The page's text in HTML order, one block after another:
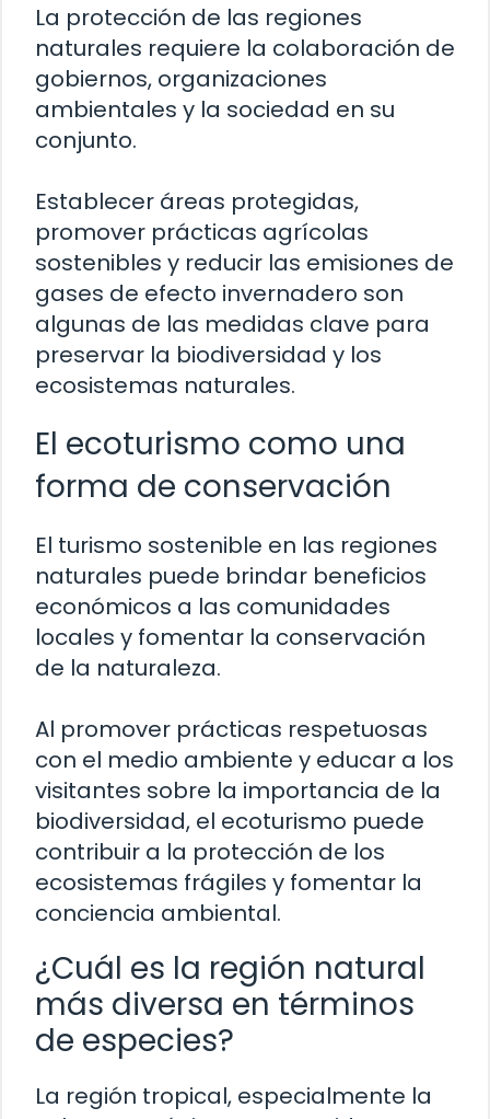
La protección de las regiones
naturales requiere la colaboración de
gobiernos, organizaciones
ambientales y la sociedad en su
conjunto.
Establecer áreas protegidas,
promover prácticas agrícolas
sostenibles y reducir las emisiones de
gases de efecto invernadero son
algunas de las medidas clave para
preservar la biodiversidad y los
ecosistemas naturales.
El ecoturismo como una
forma de conservación
El turismo sostenible en las regiones
naturales puede brindar beneficios
económicos a las comunidades
locales y fomentar la conservación
de la naturaleza.
Al promover prácticas respetuosas
con el medio ambiente y educar a los
visitantes sobre la importancia de la
biodiversidad, el ecoturismo puede
contribuir a la protección de los
ecosistemas frágiles y fomentar la
conciencia ambiental.
¿Cuál es la región natural
más diversa en términos
de especies?
La región tropical, especialmente la